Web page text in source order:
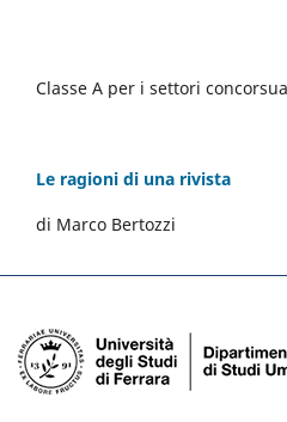
Classe A per i settori
Le ragioni di una rivista
di Marco Bertozzi